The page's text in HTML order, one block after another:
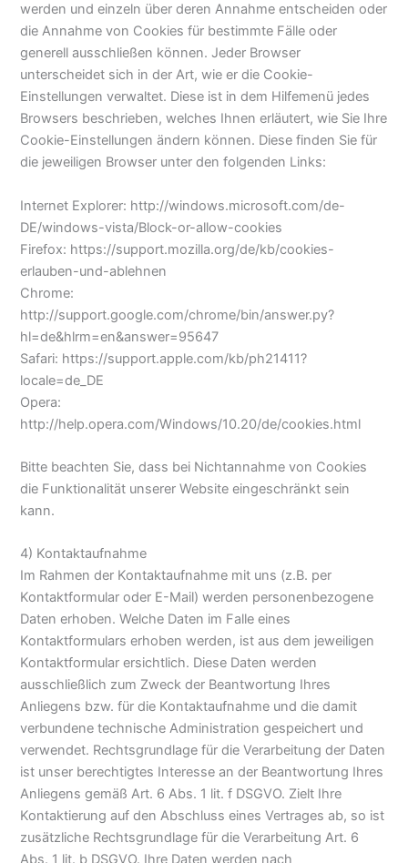
werden und einzeln über deren Annahme entscheiden oder
die Annahme von Cookies für bestimmte Fälle oder
generell ausschließen können. Jeder Browser
unterscheidet sich in der Art, wie er die Cookie-
Einstellungen verwaltet. Diese ist in dem Hilfemenü jedes
Browsers beschrieben, welches Ihnen erläutert, wie Sie Ihre
Cookie-Einstellungen ändern können. Diese finden Sie für
die jeweiligen Browser unter den folgenden Links:
Internet Explorer: http://windows.microsoft.com/de-
DE/windows-vista/Block-or-allow-cookies
Firefox: https://support.mozilla.org/de/kb/cookies-
erlauben-und-ablehnen
Chrome:
http://support.google.com/chrome/bin/answer.py?
hl=de&hlrm=en&answer=95647
Safari: https://support.apple.com/kb/ph21411?
locale=de_DE
Opera:
http://help.opera.com/Windows/10.20/de/cookies.html
Bitte beachten Sie, dass bei Nichtannahme von Cookies
die Funktionalität unserer Website eingeschränkt sein
kann.
4) Kontaktaufnahme
Im Rahmen der Kontaktaufnahme mit uns (z.B. per
Kontaktformular oder E-Mail) werden personenbezogene
Daten erhoben. Welche Daten im Falle eines
Kontaktformulars erhoben werden, ist aus dem jeweiligen
Kontaktformular ersichtlich. Diese Daten werden
ausschließlich zum Zweck der Beantwortung Ihres
Anliegens bzw. für die Kontaktaufnahme und die damit
verbundene technische Administration gespeichert und
verwendet. Rechtsgrundlage für die Verarbeitung der Daten
ist unser berechtigtes Interesse an der Beantwortung Ihres
Anliegens gemäß Art. 6 Abs. 1 lit. f DSGVO. Zielt Ihre
Kontaktierung auf den Abschluss eines Vertrages ab, so ist
zusätzliche Rechtsgrundlage für die Verarbeitung Art. 6
Abs. 1 lit. b DSGVO. Ihre Daten werden nach